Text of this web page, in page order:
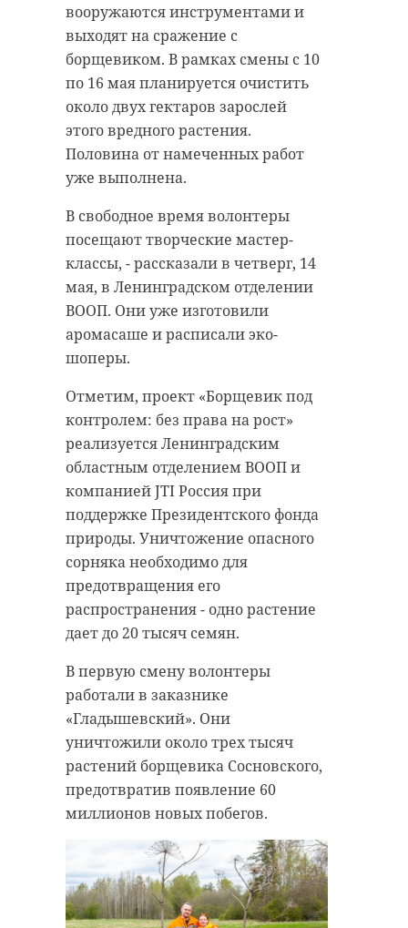
вооружаются инструментами и
выходят на сражение с
борщевиком. В рамках смены с 10
по 16 мая планируется очистить
около двух гектаров зарослей
этого вредного растения.
Половина от намеченных работ
уже выполнена.
В свободное время волонтеры
посещают творческие мастер-
классы, - рассказали в четверг, 14
мая, в Ленинградском отделении
ВООП. Они уже изготовили
аромасаше и расписали эко-
шоперы.
Отметим, проект «Борщевик под
контролем: без права на рост»
реализуется Ленинградским
областным отделением ВООП и
компанией JTI Россия при
поддержке Президентского фонда
природы. Уничтожение опасного
сорняка необходимо для
предотвращения его
распространения - одно растение
дает до 20 тысяч семян.
В первую смену волонтеры
работали в заказнике
«Гладышевский». Они
уничтожили около трех тысяч
растений борщевика Сосновского,
предотвратив появление 60
миллионов новых побегов.